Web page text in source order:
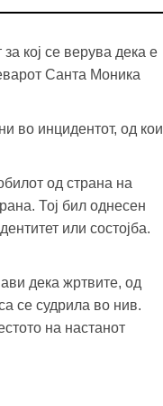
кој се верува дека е
Санта Моника
во инцидентот, од кои
од страна на
Тој бил однесен
или состојба.
дека жртвите, од
се судрила во нив.
на настанот